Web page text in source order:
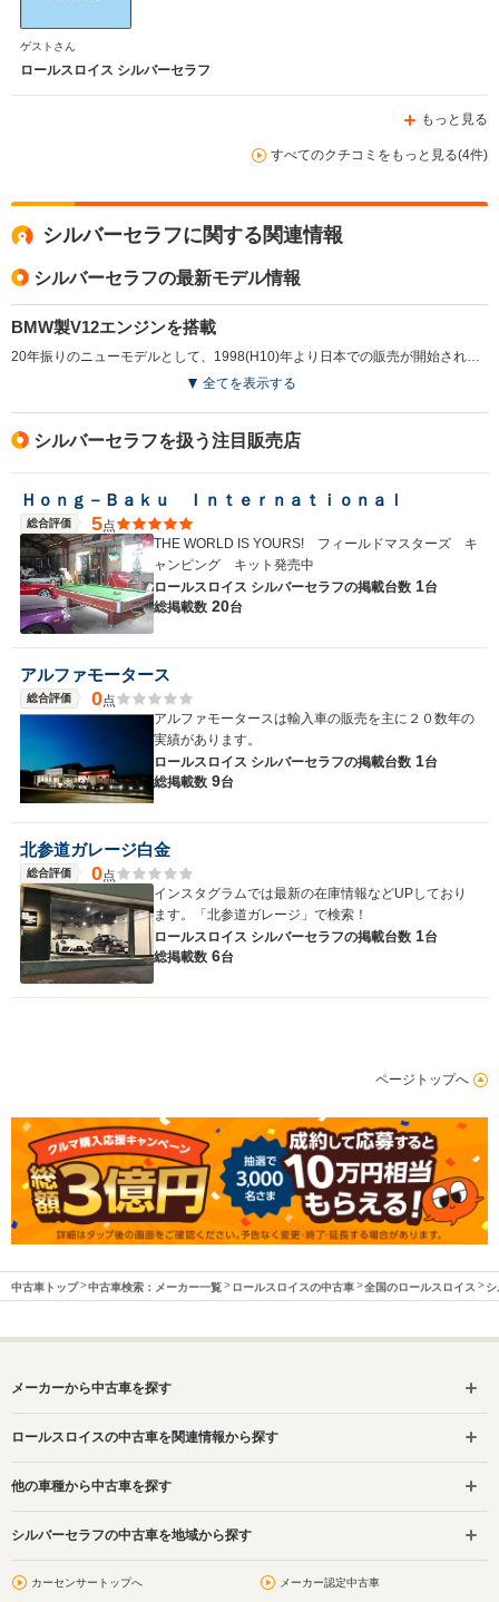
ゲストさん
ロールスロイス シルバーセラフ
もっと見る
すべてのクチコミをもっと見る(4件)
シルバーセラフに関する関連情報
シルバーセラフの最新モデル情報
BMW製V12エンジンを搭載
全てを表示する
シルバーセラフを扱う注目販売店
Ｈｏｎｇ－Ｂａｋｕ Ｉｎｔｅｒｎａｔｉｏｎａｌ
総合評価 5点
THE WORLD IS YOURS! フィールドマスターズ キ
ャンピング キット発売中
ロールスロイス シルバーセラフの掲載台数 1台
総掲載数 20台
アルファモータース
総合評価 0点
アルファモータースは輸入車の販売を主に２０数年の
実績があります。
ロールスロイス シルバーセラフの掲載台数 1台
総掲載数 9台
北参道ガレージ白金
総合評価 0点
インスタグラムでは最新の在庫情報などUPしており
ます。「北参道ガレージ」で検索！
ロールスロイス シルバーセラフの掲載台数 1台
総掲載数 6台
ページトップへ
中古車トップ 中古車検索：メーカー一覧 ロールスロイスの中古車 全国のロールスロイス
メーカーから中古車を探す
ロールスロイスの中古車を関連情報から探す
他の車種から中古車を探す
シルバーセラフの中古車を地域から探す
カーセンサートップへ メーカー認定中古車